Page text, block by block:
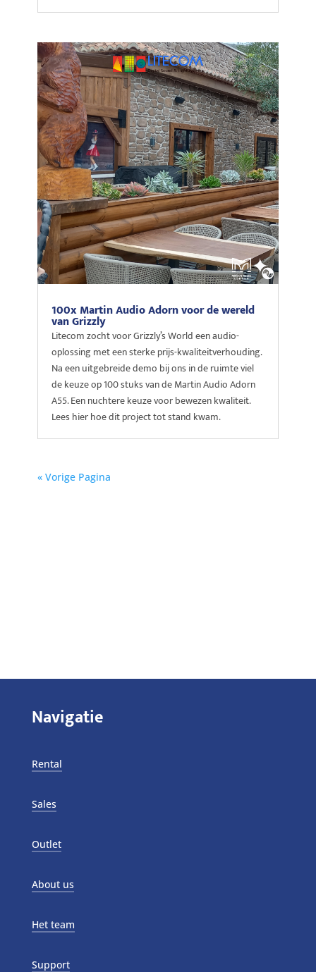
100x Martin Audio Adorn voor de wereld
van Grizzly
Litecom zocht voor Grizzly’s World een audio-
oplossing met een sterke prijs-kwaliteitverhouding.
Na een uitgebreide demo bij ons in de ruimte viel
de keuze op 100 stuks van de Martin Audio Adorn
A55. Een nuchtere keuze voor bewezen kwaliteit.
Lees hier hoe dit project tot stand kwam.
« Vorige Pagina
Navigatie
Rental
Sales
Outlet
About us
Het team
Support